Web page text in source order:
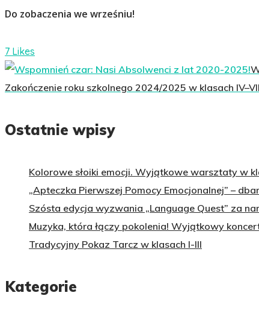
Do zobaczenia we wrześniu!
7 Likes
Zakończenie roku szkolnego 2024/2025 w klasach IV–VII
Ostatnie wpisy
Kolorowe słoiki emocji. Wyjątkowe warsztaty w
„Apteczka Pierwszej Pomocy Emocjonalnej” –
Szósta edycja wyzwania „Language Quest” za
Muzyka, która łączy pokolenia! Wyjątkowy
Tradycyjny Pokaz Tarcz w klasach I-III
Kategorie